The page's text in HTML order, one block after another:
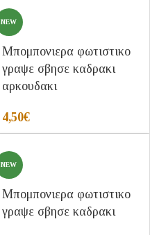
NEW
Μπομπονιερα φωτιστικο
γραψε σβησε καδρακι
αρκουδακι
4,50€
NEW
Μπομπονιερα φωτιστικο
γραψε σβησε καδρακι